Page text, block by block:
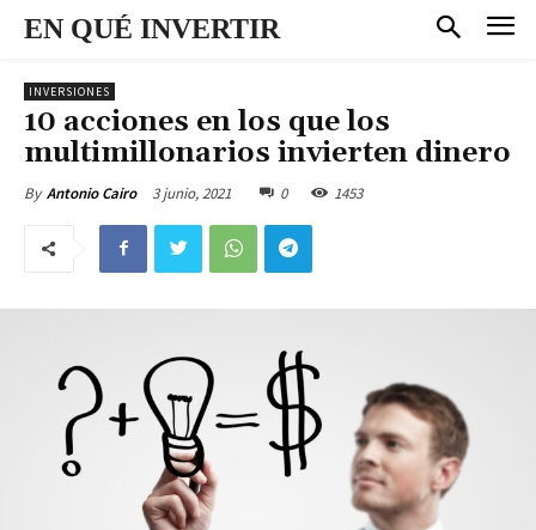
EN QUÉ INVERTIR
INVERSIONES
10 acciones en los que los
multimillonarios invierten dinero
By Antonio Cairo 3 junio, 2021 0 1453